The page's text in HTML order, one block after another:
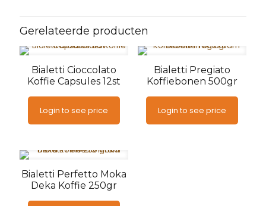
Gerelateerde producten
Bialetti Cioccolato
Koffie Capsules 12st
Login to see price
Bialetti Pregiato
Koffiebonen 500gr
Login to see price
Bialetti Perfetto Moka
Deka Koffie 250gr